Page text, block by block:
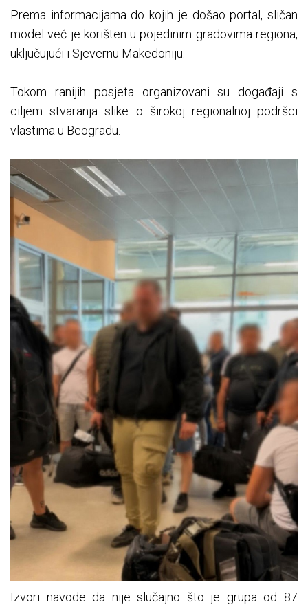
Prema informacijama do kojih je došao portal, sličan
model već je korišten u pojedinim gradovima regiona,
uključujući i Sjevernu Makedoniju.
Tokom ranijih posjeta organizovani su događaji s
ciljem stvaranja slike o širokoj regionalnoj podršci
vlastima u Beogradu.
Izvori navode da nije slučajno što je grupa od 87